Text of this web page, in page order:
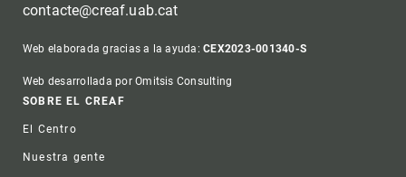
contacte@creaf.uab.cat
Web elaborada gracias a la ayuda:CEX2023-001340-S
Web desarrollada por Omitsis Consulting
Footer
SOBRE EL CREAF
El Centro
Nuestra gente